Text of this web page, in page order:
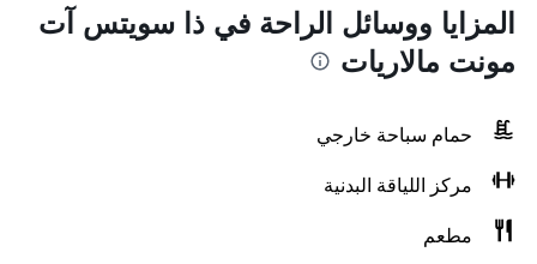
المزايا ووسائل الراحة في ذا سويتس آت
مونت مالاريات
حمام سباحة خارجي
مركز اللياقة البدنية
مطعم